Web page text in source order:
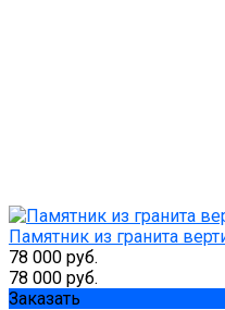
Памятник из гранита
78 000 руб.
78 000 руб.
Заказать